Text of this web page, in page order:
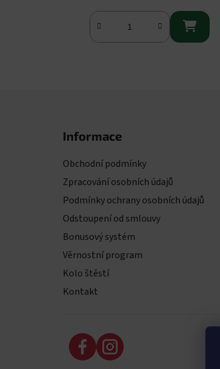

Informace
Obchodní podmínky
Zpracování osobních údajů
Podmínky ochrany osobních údajů
Odstoupení od smlouvy
Bonusový systém
Věrnostní program
Kolo štěstí
Kontakt